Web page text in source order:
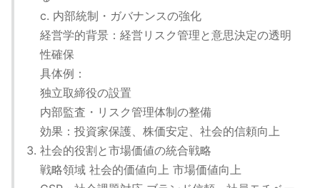
c. 内部統制・ガバナンスの強化
経営学的背景：経営リスク管理と意思決定の透明
性確保
具体例：
独立取締役の設置
内部監査・リスク管理体制の整備
効果：投資家保護、株価安定、社会的信頼向上
社会的役割と市場価値の統合戦略
戦略領域 社会的価値向上 市場価値向上